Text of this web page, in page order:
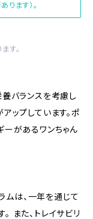
ます）。
す。
養バランスを考慮し
ップしています。ポ
ーがあるワンちゃん
は、一年を通じて
また、トレイサビリ